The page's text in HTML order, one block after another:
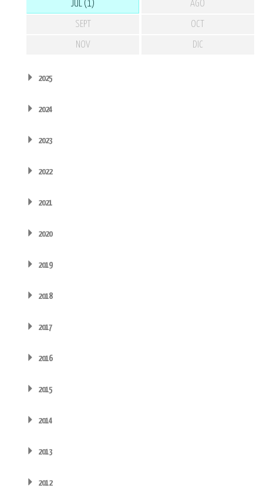
JUL (1) AGO
SEPT OCT
NOV DIC
2025
2024
2023
2022
2021
2020
2019
2018
2017
2016
2015
2014
2013
2012